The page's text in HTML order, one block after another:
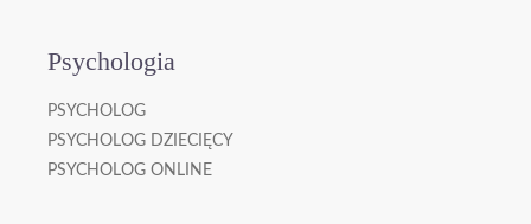
Psychologia
PSYCHOLOG
PSYCHOLOG DZIECIĘCY
PSYCHOLOG ONLINE